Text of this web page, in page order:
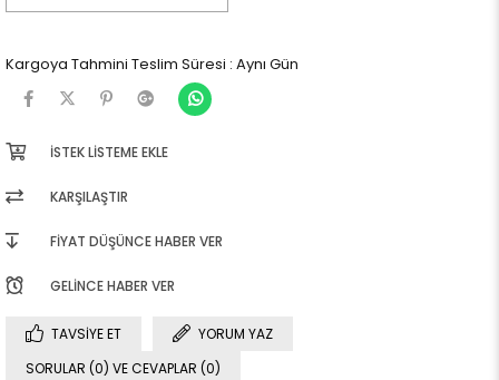
Kargoya Tahmini Teslim Süresi : Aynı Gün
İSTEK LISTEME EKLE
KARŞILAŞTIR
FIYAT DÜŞÜNCE HABER VER
GELINCE HABER VER
TAVSIYE ET
YORUM YAZ
SORULAR (0) VE CEVAPLAR (0)